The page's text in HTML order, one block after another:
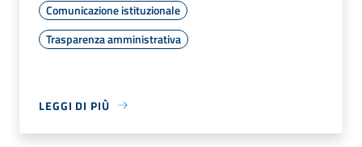
Comunicazione istituzionale
Trasparenza amministrativa
LEGGI DI PIÙ